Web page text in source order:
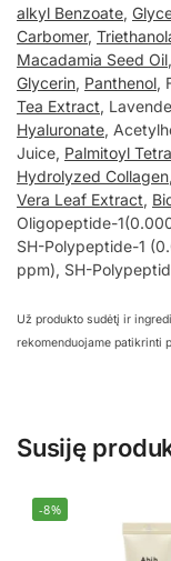
alkyl Benzoate,
Carbomer,
Macadamia Seed Oil
Glycerin, Panthenol,
Tea Extract,
Hyaluronate,
Juice, Palmitoyl
Hydrolyzed Collagen
Vera Leaf Extract,
Oligopeptide-
SH-Polypeptide-1
ppm), SH-
Už produkto sudėtį ir
rekomenduojame patikrinti
Susiję
-8%